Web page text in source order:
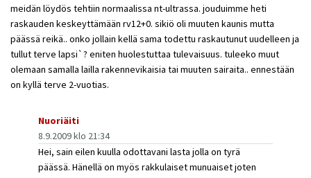
meidän löydös tehtiin normaalissa nt-ultrassa. jouduimme heti
raskauden keskeyttämään rv12+0. sikiö oli muuten kaunis mutta
päässä reikä.. onko jollain kellä sama todettu raskautunut uudelleen ja
tullut terve lapsi`? eniten huolestuttaa tulevaisuus. tuleeko muut
olemaan samalla lailla rakennevikaisia tai muuten sairaita.. ennestään
on kyllä terve 2-vuotias.
Nuoriäiti
8.9.2009 klo 21:34
Hei, sain eilen kuulla odottavani lasta jolla on tyrä
päässä. Hänellä on myös rakkulaiset munuaiset joten